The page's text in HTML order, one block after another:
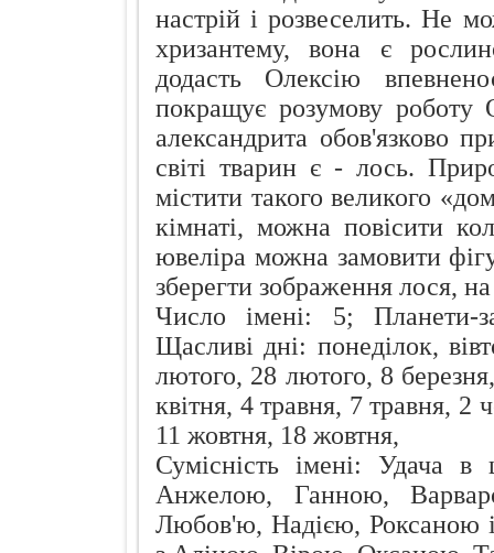
настрій і розвеселить. Не
хризантему, вона є
додасть Олексію
покращує розумову роботу
александрита обов'язково
світі тварин є - лось.
містити такого великого
кімнаті, можна повісити
ювеліра можна замовити
зберегти зображення лося,
Число імені: 5; Планети-
Щасливі дні: понеділок,
лютого, 28 лютого, 8
квітня, 4 травня, 7 травня, 2
11 жовтня, 18 жовтня,
Сумісність імені: Удача
Анжелою, Ганною,
Любов'ю, Надією, Роксаною